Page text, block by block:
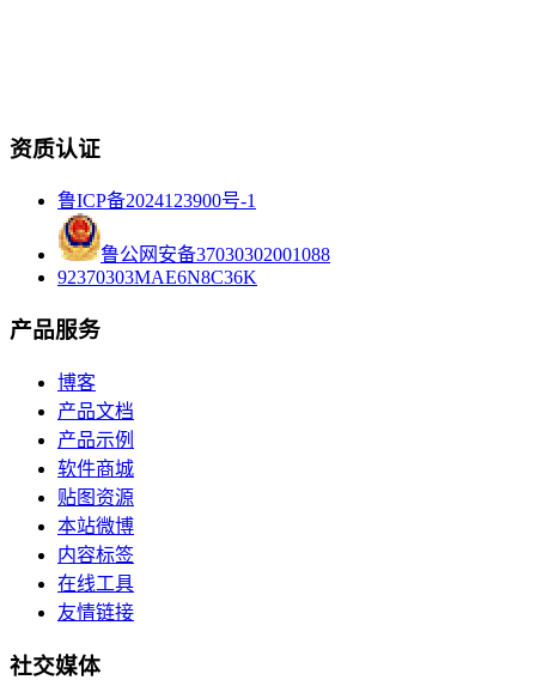
资质认证
鲁ICP备2024123900号-1
鲁公网安备37030302001088
92370303MAE6N8C36K
产品服务
博客
产品文档
产品示例
软件商城
贴图资源
本站微博
内容标签
在线工具
友情链接
社交媒体